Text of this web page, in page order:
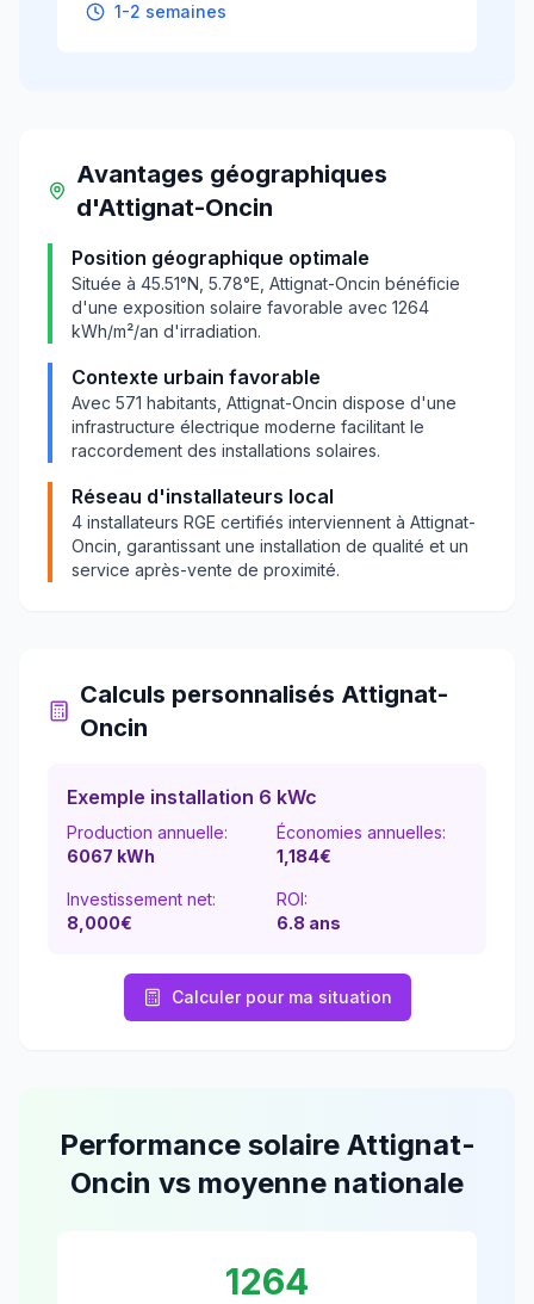
1-2 semaines
Avantages géographiques
d'Attignat-Oncin
Position géographique optimale
Située à 45.51°N, 5.78°E, Attignat-Oncin bénéficie
d'une exposition solaire favorable avec 1264
kWh/m²/an d'irradiation.
Contexte urbain favorable
Avec 571 habitants, Attignat-Oncin dispose d'une
infrastructure électrique moderne facilitant le
raccordement des installations solaires.
Réseau d'installateurs local
4 installateurs RGE certifiés interviennent à Attignat-
Oncin , garantissant une installation de qualité et un
service après-vente de proximité.
Calculs personnalisés Attignat-
Oncin
Exemple installation 6 kWc
Production annuelle:
6067 kWh
Économies annuelles:
1,184€
Investissement net:
8,000€
ROI:
6.8 ans
Calculer pour ma situation
Performance solaire Attignat-
Oncin vs moyenne nationale
1264